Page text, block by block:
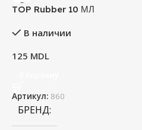
TOP Rubber 10 МЛ
В наличии
125 MDL
Артикул: 860
БРЕНД